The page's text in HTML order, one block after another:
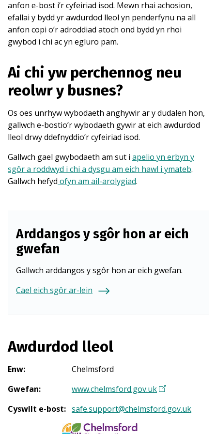
anfon e-bost i’r cyfeiriad isod. Mewn rhai achosion,
efallai y bydd yr awdurdod lleol yn penderfynu na all
anfon copi o’r adroddiad atoch ond bydd yn rhoi
gwybod i chi ac yn egluro pam.
Ai chi yw perchennog neu
reolwr y busnes?
Os oes unrhyw wybodaeth anghywir ar y dudalen hon,
gallwch e-bostio’r wybodaeth gywir at eich awdurdod
lleol drwy ddefnyddio’r cyfeiriad isod.
Gallwch gael gwybodaeth am sut i apelio yn erbyn y
sgôr a roddwyd i chi a dysgu am eich hawl i ymateb.
Gallwch hefyd ofyn am ail-arolygiad.
Arddangos y sgôr hon ar eich
gwefan
Gallwch arddangos y sgôr hon ar eich gwefan.
Cael eich sgôr ar-lein
Awdurdod lleol
Enw:
Chelmsford
Gwefan: www.chelmsford.gov.uk(
n
Cyswllt e-bost: safe.support@chelmsford.gov.uk